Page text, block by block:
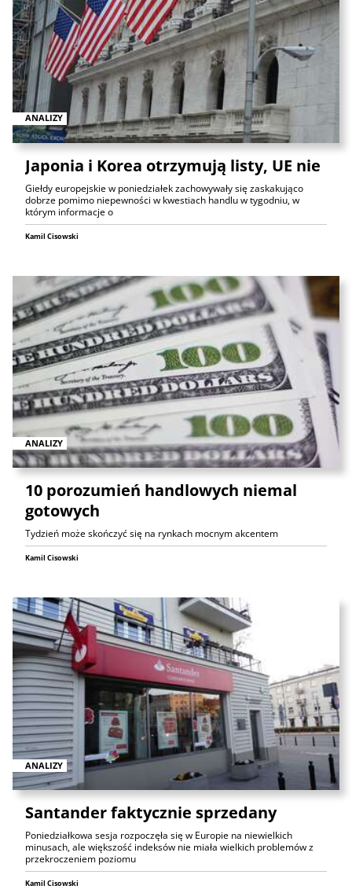
ANALIZY
Japonia i Korea otrzymują listy, UE nie
Giełdy europejskie w poniedziałek zachowywały się zaskakująco
dobrze pomimo niepewności w kwestiach handlu w tygodniu, w
którym informacje o
Kamil Cisowski
ANALIZY
10 porozumień handlowych niemal
gotowych
Tydzień może skończyć się na rynkach mocnym akcentem
Kamil Cisowski
ANALIZY
Santander faktycznie sprzedany
Poniedziałkowa sesja rozpoczęła się w Europie na niewielkich
minusach, ale większość indeksów nie miała wielkich problemów z
przekroczeniem poziomu
Kamil Cisowski